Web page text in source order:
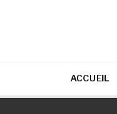
ACCUEIL